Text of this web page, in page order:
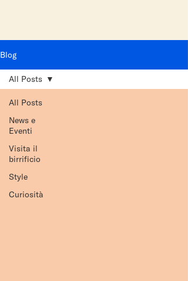
Blog
All Posts
News e
Eventi
Visita il
birrificio
Style
Curiosità
All Posts